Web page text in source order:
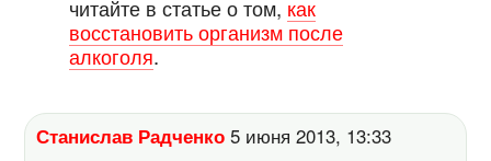
читайте в статье о том, как
восстановить организм после
алкоголя.
Станислав Радченко 5 июня 2013, 13:33